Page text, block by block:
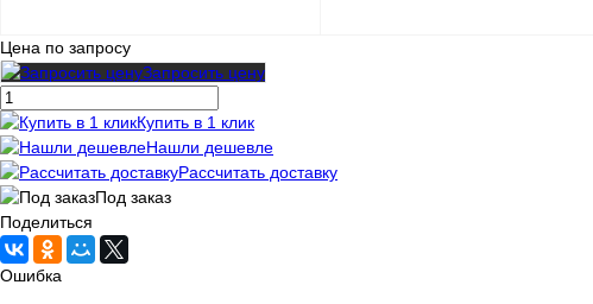
Запросить цену
Купить в 1 клик Сравнение
В избранное Под заказ
Цена по запросу
Запросить цену
Купить в 1 клик
Нашли дешевле
Рассчитать доставку
Под заказ
Поделиться
Ошибка